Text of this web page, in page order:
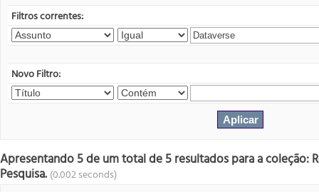
Filtros correntes:
Novo Filtro:
Apresentando 5 de um total de 5 resultados para a coleção:
Pesquisa. (0.002 seconds)